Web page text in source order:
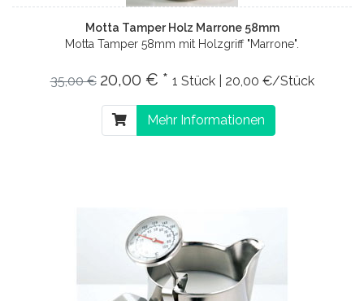
Motta Tamper Holz Marrone 58mm
Motta Tamper 58mm mit Holzgriff "Marrone".
35,00 € 20,00 € * 1 Stück | 20,00 €/Stück
Mehr Informationen